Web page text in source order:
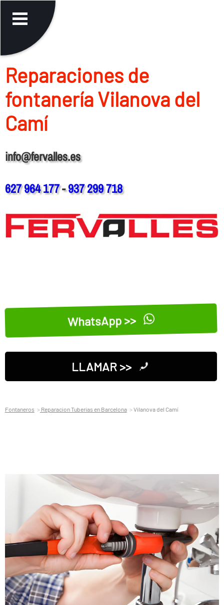
Reparaciones de
fontanerí­a Vilanova del
Camí
info@fervalles.es
627 964 177-937 299 718
WhatsApp >>
LLAMAR >>
Fontaneros Reparacion Tuberias en Barcelona Vilanova del Camí